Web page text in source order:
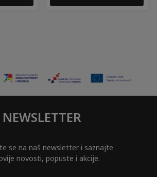
NEWSLETTER
se na naš newsletter i saznajte
novosti, popuste i akcije.